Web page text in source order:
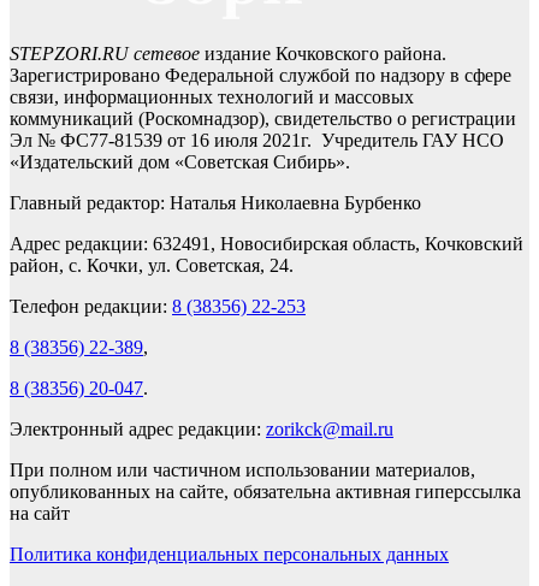
STEPZORI.RU сетевое издание Кочковского района.
Зарегистрировано Федеральной службой по надзору в сфере
связи, информационных технологий и массовых
коммуникаций (Роскомнадзор), свидетельство о регистрации
Эл № ФС77-81539 от 16 июля 2021г. Учредитель ГАУ НСО
«Издательский дом «Советская Сибирь».
Главный редактор: Наталья Николаевна Бурбенко
Адрес редакции: 632491, Новосибирская область, Кочковский
район, с. Кочки, ул. Советская, 24.
Телефон редакции: 8 (38356) 22-253
8 (38356) 22-389,
8 (38356) 20-047.
Электронный адрес редакции: zorikck@mail.ru
При полном или частичном использовании материалов,
опубликованных на сайте, обязательна активная гиперссылка
на сайт
Политика конфиденциальных персональных данных